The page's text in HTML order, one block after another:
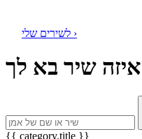
לשירים שלי ›
{{ category.title }}